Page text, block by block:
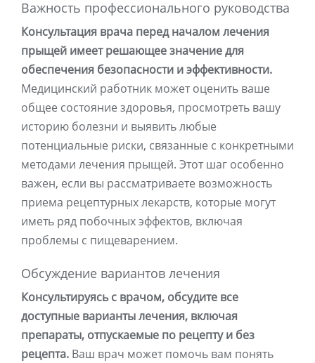
Важность профессионального руководства
Консультация врача перед началом лечения
прыщей имеет решающее значение для
обеспечения безопасности и эффективности.
Медицинский работник может оценить ваше
общее состояние здоровья, просмотреть вашу
историю болезни и выявить любые
потенциальные риски, связанные с конкретными
методами лечения прыщей. Этот шаг особенно
важен, если вы рассматриваете возможность
приема рецептурных лекарств, которые могут
иметь ряд побочных эффектов, включая
проблемы с пищеварением.
Обсуждение вариантов лечения
Консультируясь с врачом, обсудите все
доступные варианты лечения, включая
препараты, отпускаемые по рецепту и без
рецепта. Ваш врач может помочь вам понять